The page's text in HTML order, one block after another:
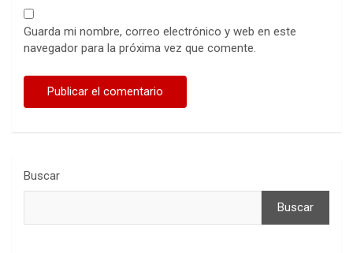
Guarda mi nombre, correo electrónico y web en este
navegador para la próxima vez que comente.
Buscar
Buscar